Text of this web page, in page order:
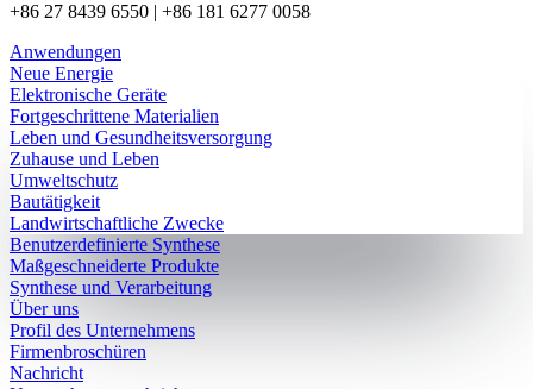
+86 27 8439 6550 | +86 181 6277 0058
Anwendungen
Neue Energie
Elektronische Geräte
Fortgeschrittene Materialien
Leben und Gesundheitsversorgung
Zuhause und Leben
Umweltschutz
Bautätigkeit
Landwirtschaftliche Zwecke
Benutzerdefinierte Synthese
Maßgeschneiderte Produkte
Synthese und Verarbeitung
Über uns
Profil des Unternehmens
Firmenbroschüren
Nachricht